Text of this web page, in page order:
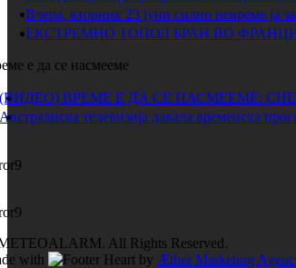
Вчера, вторник 23 јуни силно невреме ја
ЕКСТРЕМНО ТОПОЛ БРАН ВО
е да се насмееме
ВРЕМЕ Е ДА СЕ НАСМЕЕМЕ:
телевизија давала временска
All Rights Reserved.
with
by Æther Marketing